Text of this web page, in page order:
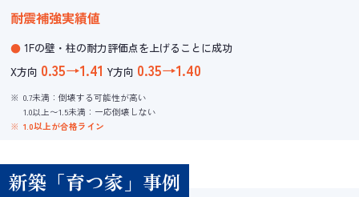
耐震補強実績値
1Fの壁・柱の耐力評価点を上げることに成功
X方向 0.35→1.41 Y方向 0.35→1.40
0.7未満：倒壊する可能性が高い
1.0以上〜1.5未満：一応倒壊しない
1.0以上が合格ライン
新築「育つ家」事例